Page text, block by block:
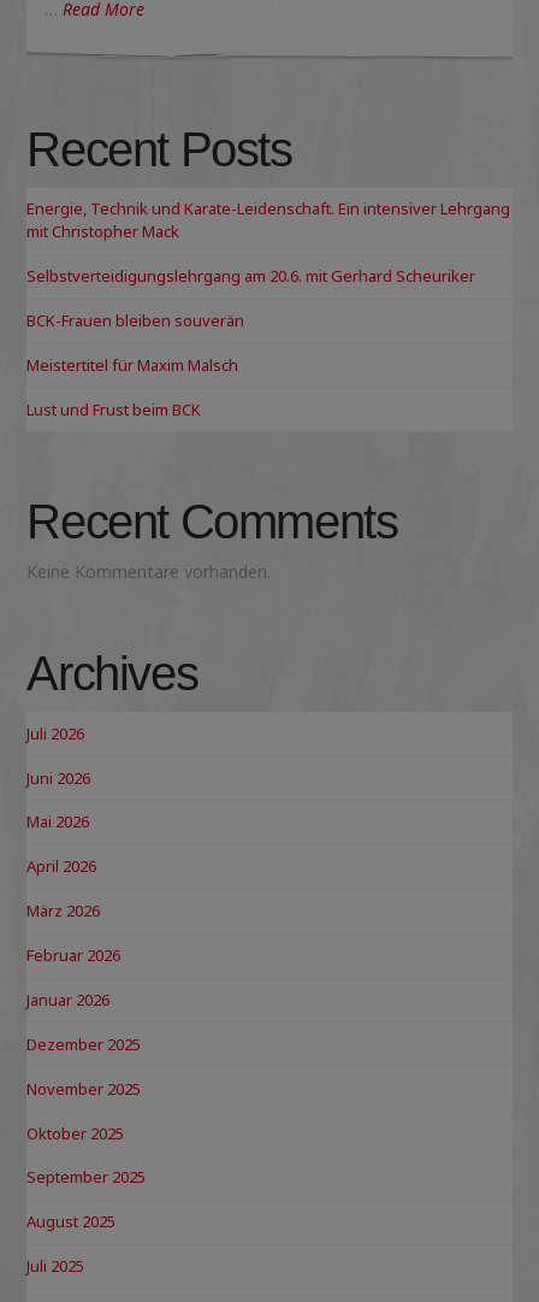
…Read More
Recent Posts
Energie, Technik und Karate-Leidenschaft. Ein intensiver Lehrgang
mit Christopher Mack
Selbstverteidigungslehrgang am 20.6. mit Gerhard Scheuriker
BCK-Frauen bleiben souverän
Meistertitel für Maxim Malsch
Lust und Frust beim BCK
Recent Comments
Keine Kommentare vorhanden.
Archives
Juli 2026
Juni 2026
Mai 2026
April 2026
März 2026
Februar 2026
Januar 2026
Dezember 2025
November 2025
Oktober 2025
September 2025
August 2025
Juli 2025